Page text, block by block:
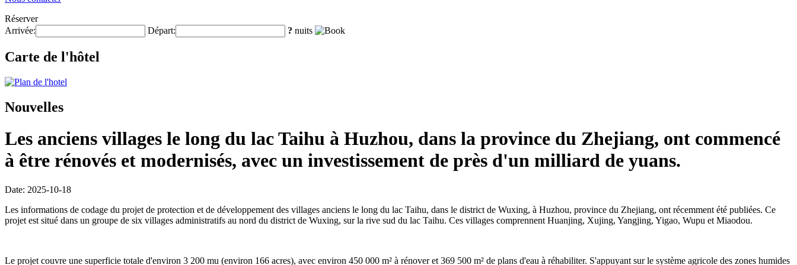
Réserver
Arrivée:
Départ: ? nuits
Carte de l'hôtel
Nouvelles
Les anciens villages le long du lac Taihu à Huzhou, dans la province du Zhejiang, ont commencé
à être rénovés et modernisés, avec un investissement de près d'un milliard de yuans.
Date: 2025-10-18
Les informations de codage du projet de protection et de développement des villages anciens le long du lac Taihu, dans le district de Wuxing, à Huzhou, province du Zhejiang, ont récemment été publiées. Ce
projet est situé dans un groupe de six villages administratifs au nord du district de Wuxing, sur la rive sud du lac Taihu. Ces villages comprennent Huanjing, Xujing, Yangjing, Yigao, Wupu et Miaodou.
Le projet couvre une superficie totale d'environ 3 200 mu (environ 166 acres), avec environ 450 000 m² à rénover et 369 500 m² de plans d'eau à réhabiliter. S'appuyant sur le système agricole des zones humides